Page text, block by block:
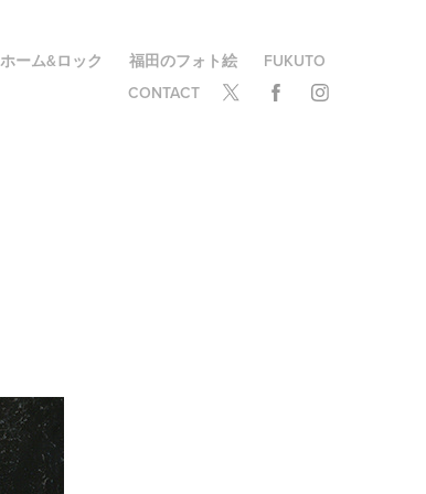
ホーム&ロック 福田のフォト絵
FUKUTO
CONTACT